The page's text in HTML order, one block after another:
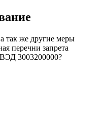
так же другие меры
перечни запрета
3003200000?